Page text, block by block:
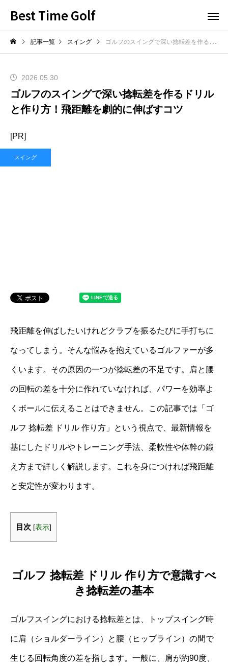
Best Time Golf
記事一覧 スイング ゴルフのスイングで深い捻転差を作るドリルと作り方！飛距離を劇的に伸ばすコツ
2026.05.30
ゴルフのスイングで深い捻転差を作るドリル
と作り方！飛距離を劇的に伸ばすコツ
[PR]
スイング
飛距離を伸ばしたいけれどクラブを振るたびに手打ちに
なってしまう。そんな悩みを抱えているゴルファーが多
くいます。その原因の一つが捻転差の不足です。肩と腰
の回転の差を十分に作れていなければ、パワーを効率よ
くボールに伝えることはできません。この記事では「ゴ
ルフ 捻転差 ドリル 作り方」という視点で、最新情報を
基にしたドリルやトレーニング手法、柔軟性や体幹の鍛
え方まで詳しく解説します。これを身につければ飛距離
と安定性が変わります。
目次 [表示]
ゴルフ 捻転差 ドリル 作り方で意識すべ
き捻転差の基本
ゴルフスイングにおける捻転差とは、トップスイング時
に肩（ショルダーライン）と腰（ヒップライン）の間で
生じる回転角度の差を指します。一般に、肩が約90度、